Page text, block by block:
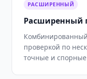
РАСШИРЕННЫЙ
Расширенный
проверкой по
точные и